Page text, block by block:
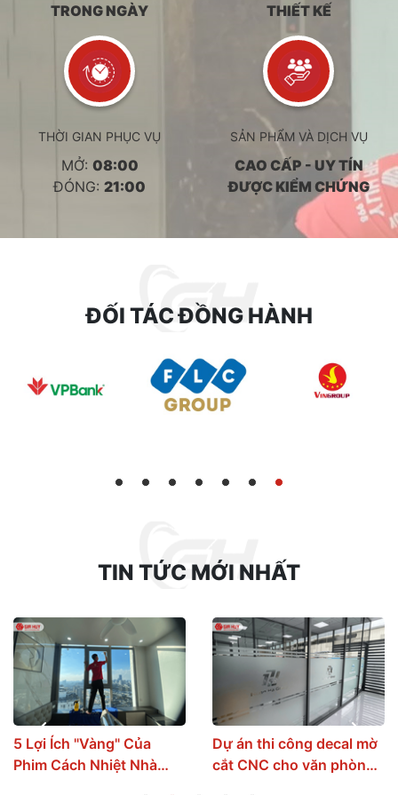
TRONG NGÀY
THIẾT KẾ
THỜI GIAN PHỤC VỤ
MỞ: 08:00
ĐÓNG: 21:00
SẢN PHẨM VÀ DỊCH VỤ
CAO CẤP - UY TÍN
ĐƯỢC KIỂM CHỨNG
ĐỐI TÁC ĐỒNG HÀNH
1 2 3 4 5 6 7
TIN TỨC MỚI NHẤT
5 Lợi Ích "Vàng" Của
Phim Cách Nhiệt Nhà
Dự án thi công decal mờ
cắt CNC cho văn phòng